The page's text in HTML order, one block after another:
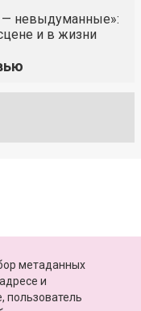
— невыдуманные»:
и в жизни
метаданных
и
пользователь